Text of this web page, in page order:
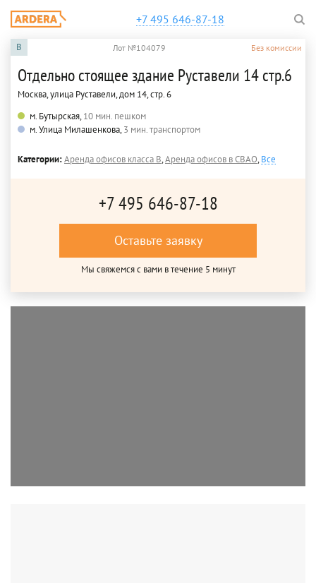
+7 495 646-87-18
B Лот №104079 Без комиссии
Отдельно стоящее здание Руставели 14 стр.6
Москва, улица Руставели, дом 14, стр. 6
м. Бутырская,10 мин. пешком
м. Улица Милашенкова,3 мин. транспортом
Категории:Аренда офисов класса B,Аренда офисов в СВАО,Все
+7 495 646-87-18
Оставьте заявку
Мы свяжемся с вами в течение 5 минут